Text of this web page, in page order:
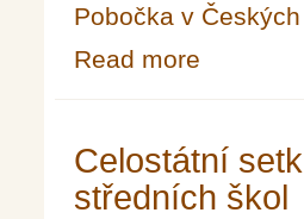
Pobočka v
Read more
Celostátní
středních škol